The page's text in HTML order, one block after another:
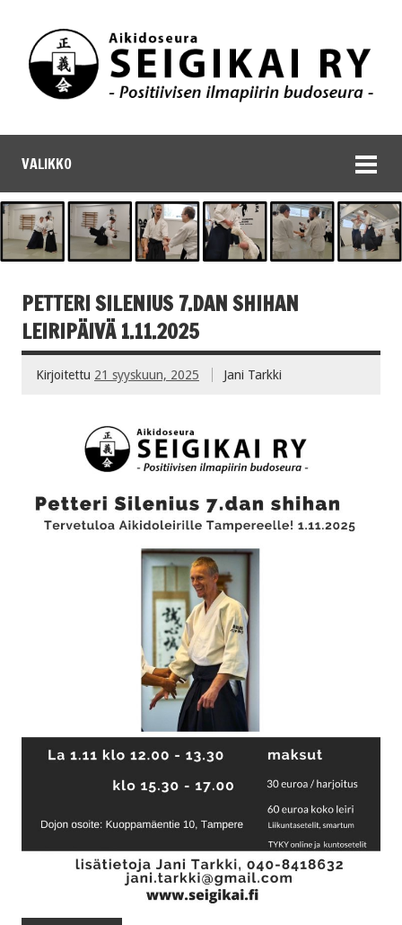
VALIKKO
PETTERI SILENIUS 7.DAN SHIHAN
LEIRIPÄIVÄ 1.11.2025
Kirjoitettu 21 syyskuun, 2025 Jani Tarkki